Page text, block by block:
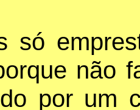
só
não
por um